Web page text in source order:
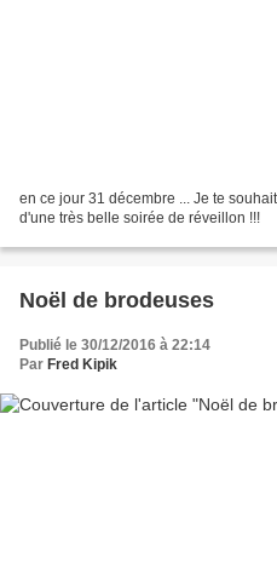
en ce jour 31 décembre ... Je te
d'une très belle soirée de réveillon !!!
Noël de brodeuses
Publié le 30/12/2016 à 22:14
Par Fred Kipik